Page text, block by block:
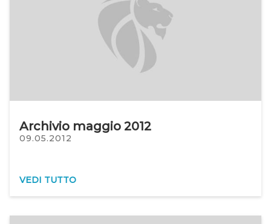
Archivio maggio 2012
09.05.2012
VEDI TUTTO